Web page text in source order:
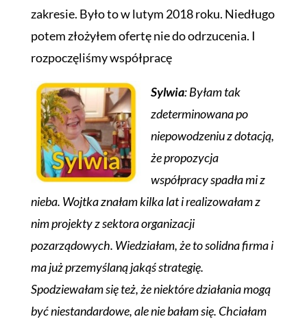
zakresie. Było to w lutym 2018 roku. Niedługo
potem złożyłem ofertę nie do odrzucenia. I
rozpoczęliśmy współpracę
Sylwia: Byłam tak
zdeterminowana po
niepowodzeniu z dotacją,
że propozycja
współpracy spadła mi z
nieba. Wojtka znałam kilka lat i realizowałam z
nim projekty z sektora organizacji
pozarządowych. Wiedziałam, że to solidna firma i
ma już przemyślaną jakąś strategię.
Spodziewałam się też, że niektóre działania mogą
być niestandardowe, ale nie bałam się. Chciałam